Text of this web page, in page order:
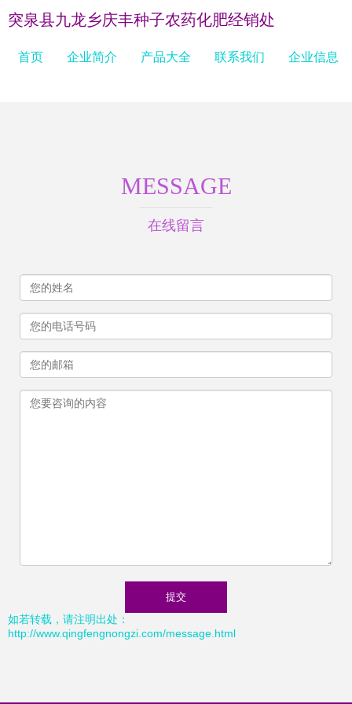
突泉县九龙乡庆丰种子农药化肥经销处
首页 企业简介 产品大全 联系我们 企业信息
MESSAGE
在线留言
如若转载，请注明出处：
http://www.qingfengnongzi.com/message.html